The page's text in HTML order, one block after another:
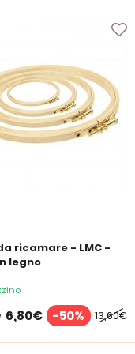
ricamare - LMC -
legno
13,60€
6,80€ -50%